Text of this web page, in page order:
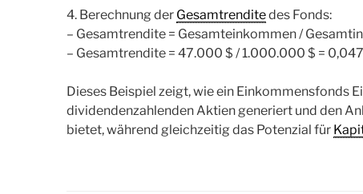
4. Berechnung der Gesamtrenditedes Fonds:
– Gesamtrendite = Gesamteinkommen /
– Gesamtrendite = 47.000 $ / 1.000.000 $ =
Dieses Beispiel zeigt, wie ein Einkommensfonds
dividendenzahlenden Aktien generiert und den
bietet, während gleichzeitig das Potenzial für